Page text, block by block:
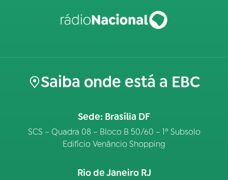
Saiba onde está a EBC
Sede: Brasília DF
SCS – Quadra 08 – Bloco B 50/60 – 1º Subsolo
Edifício Venâncio Shopping
Rio de Janeiro RJ